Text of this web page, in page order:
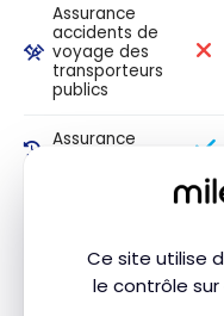
Ce site utilise
le contrôle
Assurance
accidents de
voyage des
transporteurs
publics
Assurance
Assurance